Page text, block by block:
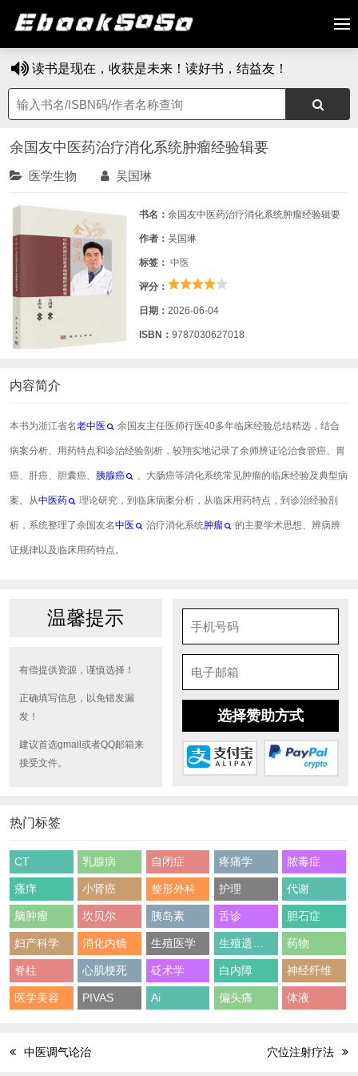
读书是现在，收获是未来！读好书，结益友！
余国友中医药治疗消化系统肿瘤经验辑要
医学生物 吴国琳
书名： 余国友中医药治疗消化系统肿瘤经验辑要
作者： 吴国琳
标签： 中医
评分：
日期： 2026-06-04
ISBN： 9787030627018
内容简介
本书为浙江省名老中医 余国友主任医师行医40多年临床经验总结精选，结合
病案分析、用药特点和诊治经验剖析，较翔实地记录了余师辨证论治食管癌、胃
癌、肝癌、胆囊癌、 胰腺癌 、大肠癌等消化系统常见肿瘤的临床经验及典型病
案。从中医药 理论研究，到临床病案分析，从临床用药特点，到诊治经验剖
析，系统整理了余国友名中医 治疗消化系统肿瘤 的主要学术思想、辨病辨
证规律以及临床用药特点。
温馨提示
有偿提供资源，谨慎选择！
正确填写信息，以免错发漏
发！
建议首选gmail或者QQ邮箱来
接受文件。
选择赞助方式
热门标签
CT 乳腺病 自闭症 疼痛学 脓毒症
瘙痒 小肾癌 整形外科 护理 代谢
脑肿瘤 坎贝尔 胰岛素 舌诊 胆石症
妇产科学 消化内镜 生殖医学 生殖遗传学 药物
脊柱 心肌梗死 砭术学 白内障 神经纤维
医学美容 PIVAS Ai 偏头痛 体液
中医调气论治 穴位注射疗法